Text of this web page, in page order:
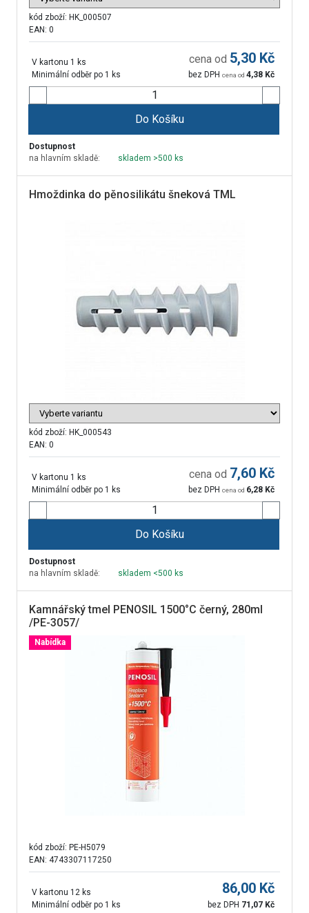
kód zboží: HK_000507
EAN: 0
V kartonu 1 ks
Minimální odběr po 1 ks
cena od 5,30 Kč
bez DPH cena od 4,38 Kč
Do Košíku
Dostupnost
na hlavním skladě:
skladem >500 ks
Hmoždinka do pěnosilikátu šneková TML
kód zboží: HK_000543
EAN: 0
V kartonu 1 ks
Minimální odběr po 1 ks
cena od 7,60 Kč
bez DPH cena od 6,28 Kč
Do Košíku
Dostupnost
na hlavním skladě:
skladem <500 ks
Kamnářský tmel PENOSIL 1500°C černý, 280ml
/PE-3057/
Nabídka
kód zboží: PE-H5079
EAN: 4743307117250
V kartonu 12 ks
Minimální odběr po 1 ks
86,00 Kč
bez DPH 71,07 Kč